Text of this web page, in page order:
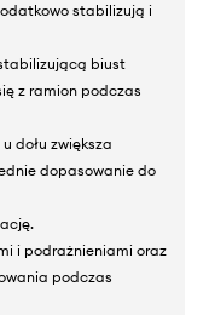
stabilizują i
biust
z ramion podczas
dołu zwiększa
dopasowanie do
i podrażnieniami oraz
podczas